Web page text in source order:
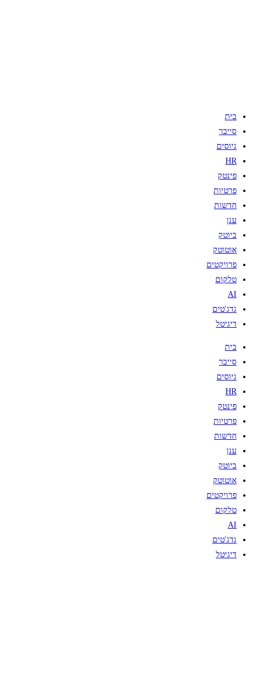
בית
סייבר
גיוסים
HR
פינטק
פרטיות
חדשות
ענן
ביוטק
אוטוטק
פרויקטים
טלקום
AI
גדג'טים
דיגיטל
בית
סייבר
גיוסים
HR
פינטק
פרטיות
חדשות
ענן
ביוטק
אוטוטק
פרויקטים
טלקום
AI
גדג'טים
דיגיטל